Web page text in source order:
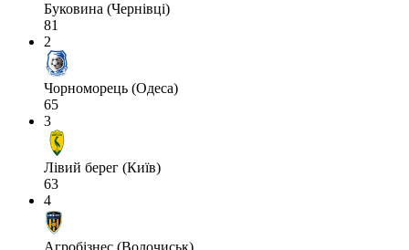
Буковина (Чернівці)
81
2
Чорноморець (Одеса)
65
3
Лівий берег (Київ)
63
4